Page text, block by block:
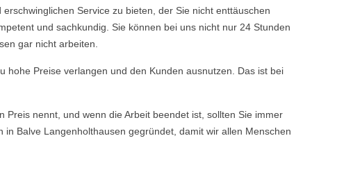
Service zu bieten, der Sie nicht enttäuschen
und sachkundig. Sie können bei uns nicht nur 24 Stunden
gar nicht arbeiten.
hohe Preise verlangen und den Kunden ausnutzen. Das ist bei
nennt, und wenn die Arbeit beendet ist, sollten Sie immer
Balve Langenholthausen gegründet, damit wir allen Menschen